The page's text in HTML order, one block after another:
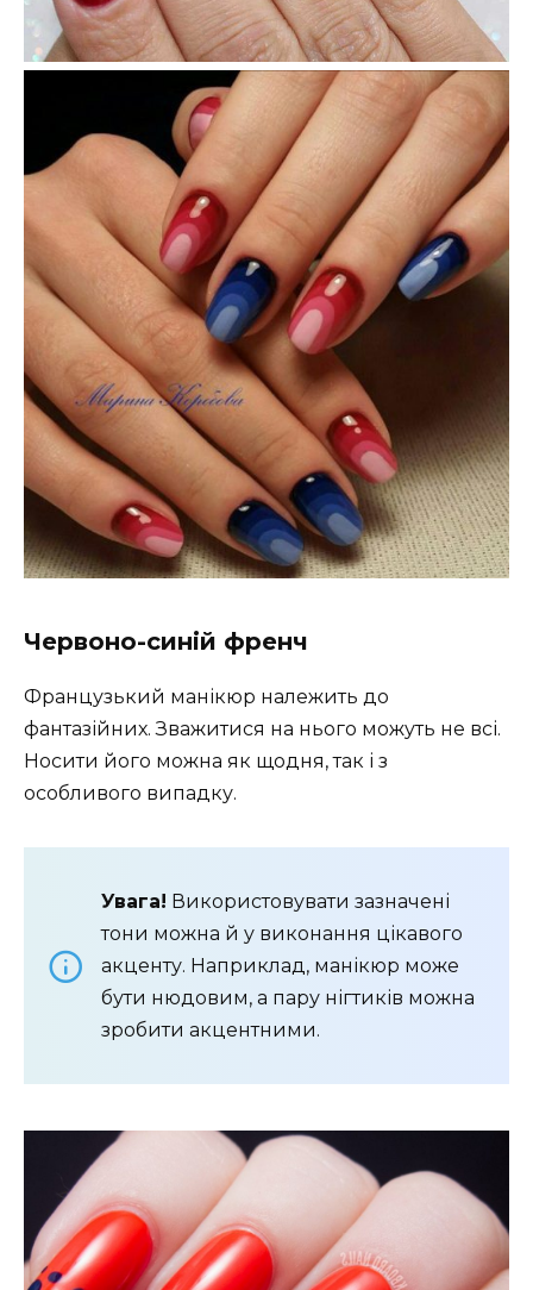
Червоно-синій френч
Французький манікюр належить до
фантазійних. Зважитися на нього можуть не всі.
Носити його можна як щодня, так і з
особливого випадку.
Увага! Використовувати зазначені
тони можна й у виконання цікавого
акценту. Наприклад, манікюр може
бути нюдовим, а пару нігтиків можна
зробити акцентними.